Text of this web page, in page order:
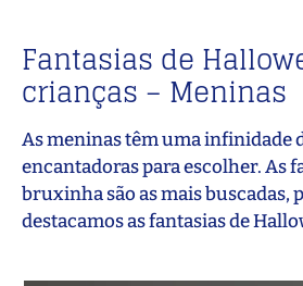
Fantasias de
crianças – Meninas
As meninas têm uma infinidade
encantadoras para escolher. As
bruxinha são as mais buscadas,
destacamos as fantasias de